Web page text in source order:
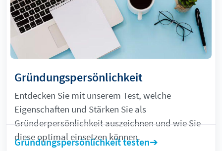
Gründungspersönlichkeit
Entdecken Sie mit unserem Test, welche
Eigenschaften und Stärken Sie als
Gründerpersönlichkeit auszeichnen und wie Sie
diese optimal einsetzen können.
Gründungspersönlichkeit testen